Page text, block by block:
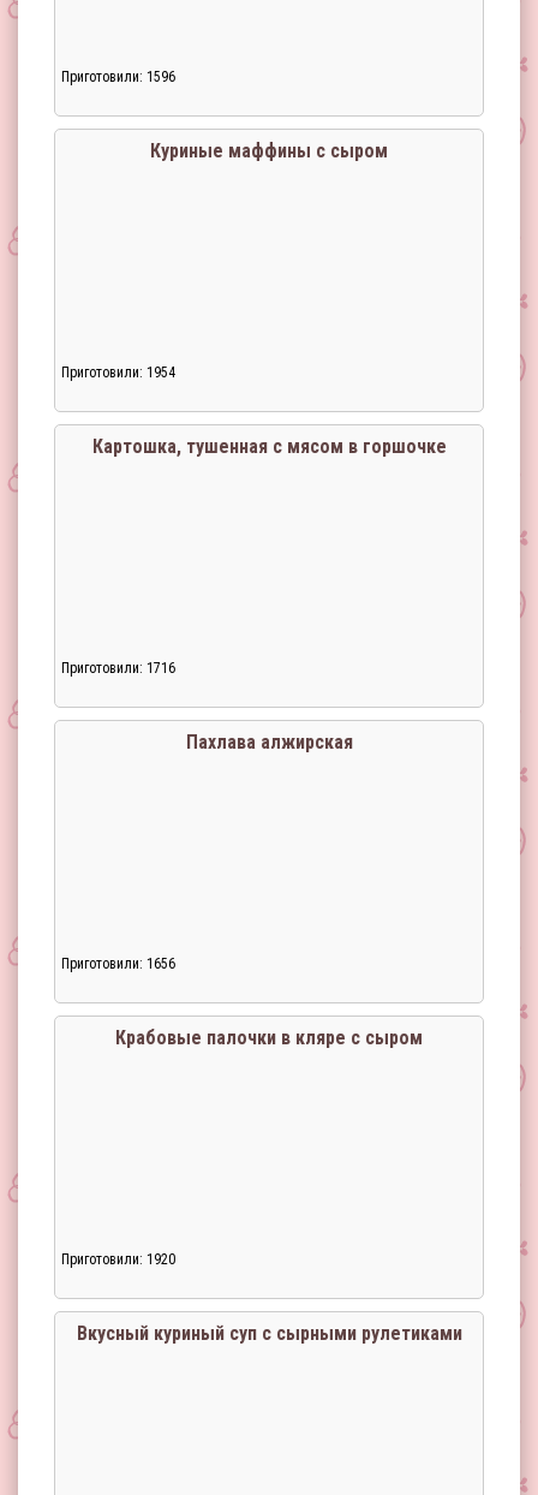
Приготовили: 1596
Куриные маффины с сыром
Приготовили: 1954
Картошка, тушенная с мясом в горшочке
Приготовили: 1716
Пахлава алжирская
Приготовили: 1656
Крабовые палочки в кляре с сыром
Приготовили: 1920
Вкусный куриный суп с сырными рулетиками